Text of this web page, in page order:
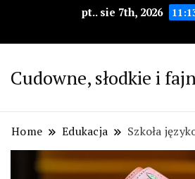
pt.. sie 7th, 2026
Cudowne, słodkie i
Home Edukacja Szkoła